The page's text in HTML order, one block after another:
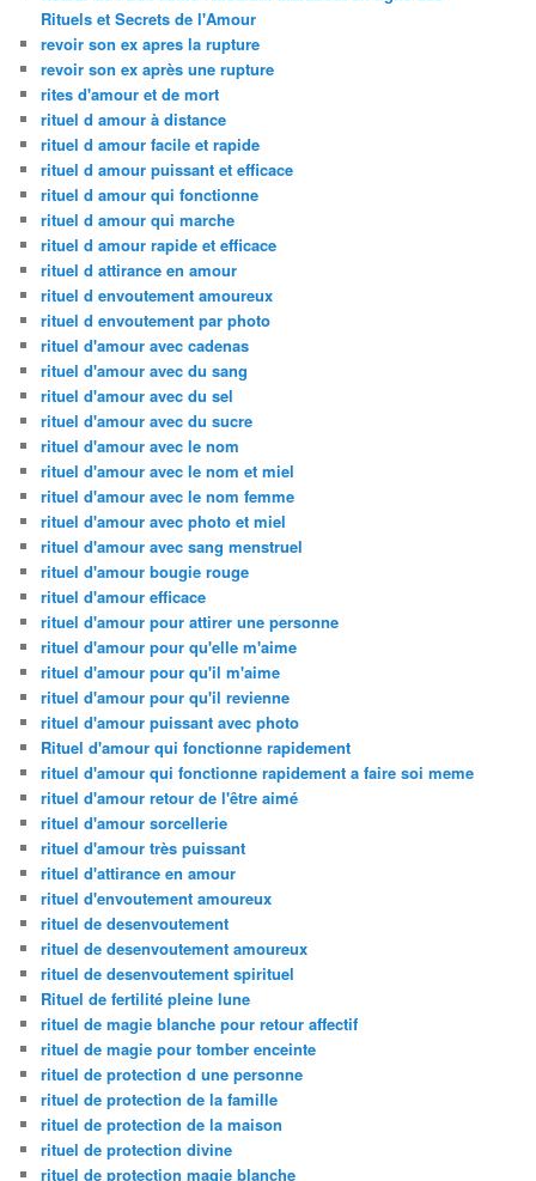
Rituels et Secrets de l'Amour
revoir son ex apres la rupture
revoir son ex après une rupture
rites d'amour et de mort
rituel d amour à distance
rituel d amour facile et rapide
rituel d amour puissant et efficace
rituel d amour qui fonctionne
rituel d amour qui marche
rituel d amour rapide et efficace
rituel d attirance en amour
rituel d envoutement amoureux
rituel d envoutement par photo
rituel d'amour avec cadenas
rituel d'amour avec du sang
rituel d'amour avec du sel
rituel d'amour avec du sucre
rituel d'amour avec le nom
rituel d'amour avec le nom et miel
rituel d'amour avec le nom femme
rituel d'amour avec photo et miel
rituel d'amour avec sang menstruel
rituel d'amour bougie rouge
rituel d'amour efficace
rituel d'amour pour attirer une personne
rituel d'amour pour qu'elle m'aime
rituel d'amour pour qu'il m'aime
rituel d'amour pour qu'il revienne
rituel d'amour puissant avec photo
Rituel d'amour qui fonctionne rapidement
rituel d'amour qui fonctionne rapidement a faire soi meme
rituel d'amour retour de l'être aimé
rituel d'amour sorcellerie
rituel d'amour très puissant
rituel d'attirance en amour
rituel d'envoutement amoureux
rituel de desenvoutement
rituel de desenvoutement amoureux
rituel de desenvoutement spirituel
Rituel de fertilité pleine lune
rituel de magie blanche pour retour affectif
rituel de magie pour tomber enceinte
rituel de protection d une personne
rituel de protection de la famille
rituel de protection de la maison
rituel de protection divine
rituel de protection magie blanche